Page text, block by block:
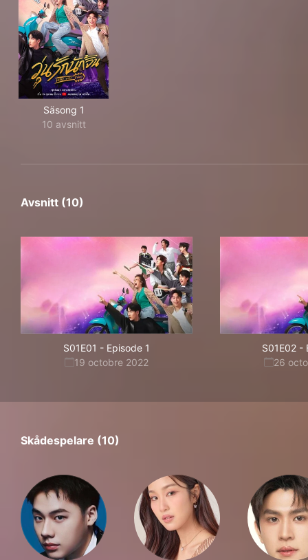
Säsong 1
10 avsnitt
Avsnitt (10)
S01E01 - Episode 1
19 octobre 2022
S01E02 -
26
Skådespelare (10)